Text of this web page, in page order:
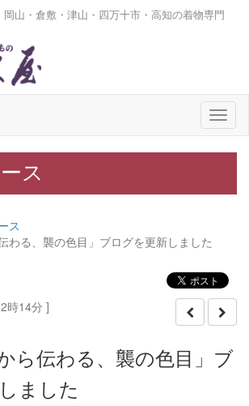
山・倉敷・津山・四万十市・高知の着物専門
メ
ニ
ュ
ス
ス
わる、襲の色目」ブログを更新しました
時14分 ]
ら伝わる、襲の色目」ブ
ました